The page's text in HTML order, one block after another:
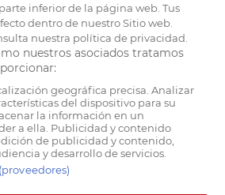
inferior de la página web. Tus
dentro de nuestro Sitio web.
nuestra política de privacidad.
nuestros asociados tratamos
geográfica precisa. Analizar
del dispositivo para su
la información en un
a ella. Publicidad y contenido
de publicidad y contenido,
y desarrollo de servicios.